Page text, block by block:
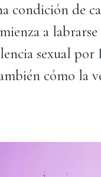
condición de
a
sexual
cómo la